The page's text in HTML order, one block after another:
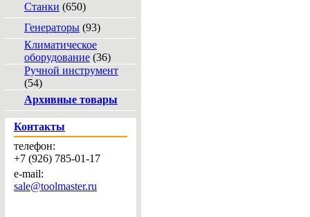
Станки (650)
Генераторы (93)
Климатическое
оборудование (36)
Ручной инструмент
(54)
Архивные товары
Контакты
телефон:
+7 (926) 785-01-17
e-mail:
sale@toolmaster.ru